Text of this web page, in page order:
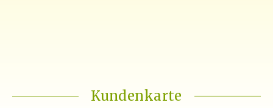
Kundenkarte